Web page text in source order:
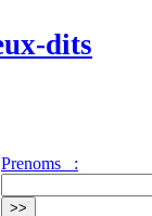
dits
Prenoms :